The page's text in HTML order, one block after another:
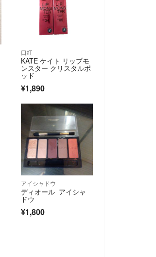
口紅
KATE ケイト リップモ
ンスター クリスタルポ
ッド
¥1,890
アイシャドウ
ディオール アイシャ
ドウ
¥1,800